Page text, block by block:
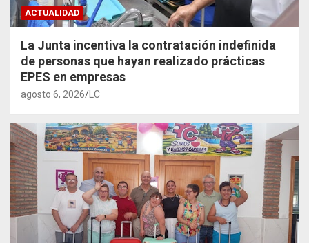
ACTUALIDAD
La Junta incentiva la contratación indefinida
de personas que hayan realizado prácticas
EPES en empresas
agosto 6, 2026 LC